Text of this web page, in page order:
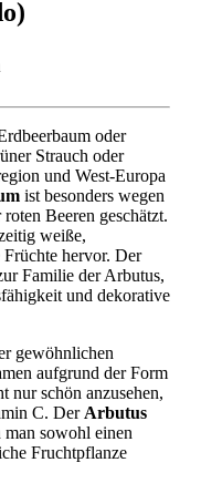
oder
Strauch oder
und West-Europa
ist besonders wegen
Beeren geschätzt.
weiße,
hervor. Der
Familie der Arbutus,
und dekorative
gewöhnlichen
aufgrund der Form
nur schön anzusehen,
C. Der Arbutus
sowohl einen
Fruchtpflanze